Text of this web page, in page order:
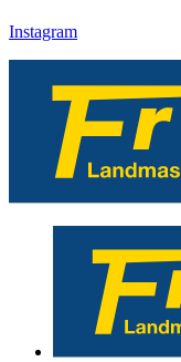
Instagram